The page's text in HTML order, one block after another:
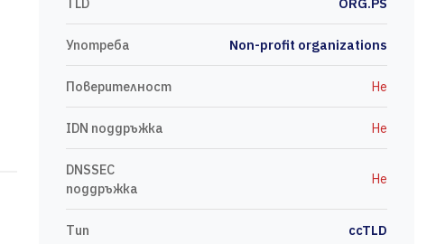
Употреба Non-profit organizations
Поверителност Не
IDN поддръжка Не
DNSSEC
поддръжка
Не
Тип ccTLD